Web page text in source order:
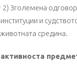
Зголемена
и
средина.